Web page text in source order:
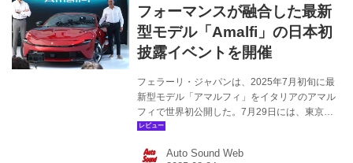
のスペチアーレ。｜F50 最高のフェラーリと...
フォーマンスが融合した最新
型モデル「Amalfi」の日本初
披露イベントを開催
フェラーリ・ジャパンは、2025年7月初旬に最
新型モデル「アマルフィ」をイタリアのアマル
フィで世界初公開した。7月29日には、東京・
浜離宮恩賜庭園を臨むウォーターズ竹芝にて、
が開催された。 オープニング 「アマルフィ」
Auto Sound Web